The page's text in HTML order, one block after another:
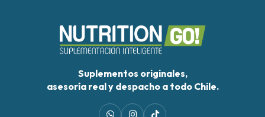
Suplementos originales,
asesoría real y despacho a todo Chile.